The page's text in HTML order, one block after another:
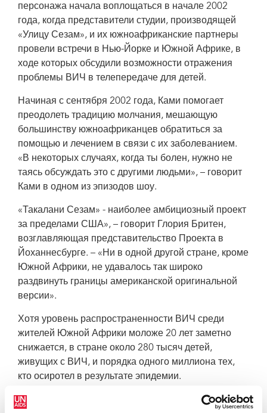
персонажа начала воплощаться в начале 2002
года, когда представители студии, производящей
«Улицу Сезам», и их южноафриканские партнеры
провели встречи в Нью-Йорке и Южной Африке, в
ходе которых обсудили возможности отражения
проблемы ВИЧ в телепередаче для детей.
Начиная с сентября 2002 года, Ками помогает
преодолеть традицию молчания, мешающую
большинству южноафриканцев обратиться за
помощью и лечением в связи с их заболеванием.
«В некоторых случаях, когда ты болен, нужно не
таясь обсуждать это с другими людьми», – говорит
Ками в одном из эпизодов шоу.
«Такалани Сезам» - наиболее амбициозный проект
за пределами США», – говорит Глория Бритен,
возглавляющая представительство Проекта в
Йоханнесбурге. – «Ни в одной другой стране, кроме
Южной Африки, не удавалось так широко
раздвинуть границы американской оригинальной
версии».
Хотя уровень распространенности ВИЧ среди
жителей Южной Африки моложе 20 лет заметно
снижается, в стране около 280 тысяч детей,
живущих с ВИЧ, и порядка одного миллиона тех,
кто осиротел в результате эпидемии.
Масштабы распространения ВИЧ среди детей в